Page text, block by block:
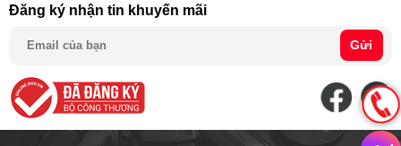
Đăng ký nhận tin khuyến mãi
Gửi